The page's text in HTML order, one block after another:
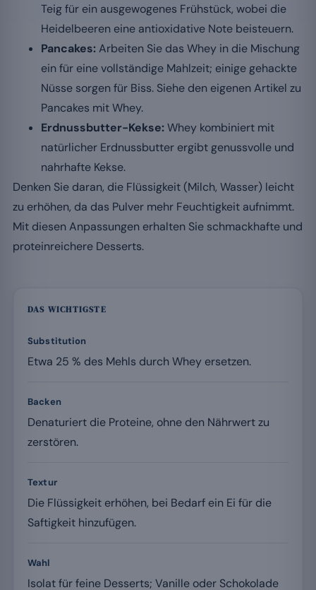
Teig für ein ausgewogenes Frühstück, wobei die
Heidelbeeren eine antioxidative Note beisteuern.
Pancakes:Arbeiten Sie das Whey in die Mischung
ein für eine vollständige Mahlzeit; einige gehackte
Nüsse sorgen für Biss. Siehe den eigenen Artikel zu
Pancakes mit Whey.
Erdnussbutter-Kekse:Whey kombiniert mit
natürlicher Erdnussbutter ergibt genussvolle und
nahrhafte Kekse.
Denken Sie daran, die Flüssigkeit (Milch, Wasser) leicht
zu erhöhen, da das Pulver mehr Feuchtigkeit aufnimmt.
Mit diesen Anpassungen erhalten Sie schmackhafte und
proteinreichere Desserts.
DAS WICHTIGSTE
Substitution
Etwa 25 % des Mehls durch Whey ersetzen.
Backen
Denaturiert die Proteine, ohne den Nährwert zu
zerstören.
Textur
Die Flüssigkeit erhöhen, bei Bedarf ein Ei für die
Saftigkeit hinzufügen.
Wahl
Isolat für feine Desserts; Vanille oder Schokolade